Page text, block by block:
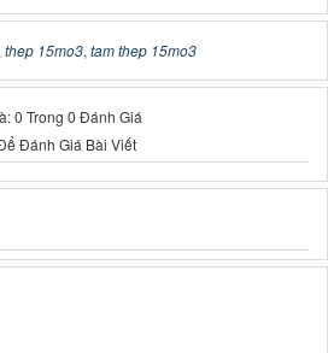
thep 15mo3, tam thep 15mo3
0 Trong 0 Đánh Giá
Đánh Giá Bài Viết